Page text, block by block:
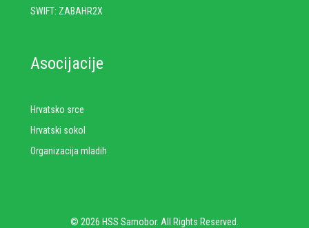
SWIFT: ZABAHR2X
Asocijacije
Hrvatsko srce
Hrvatski sokol
Organizacija mladih
© 2026 HSS Samobor. All Rights Reserved.